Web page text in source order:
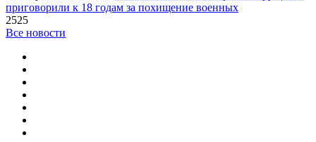
приговорили к 18 годам за похищение военных
2525
Все новости